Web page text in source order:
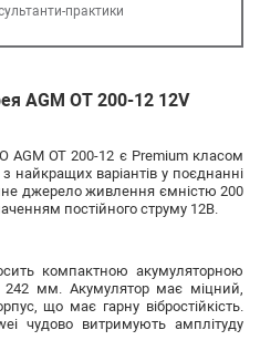
практики
AGM OT 200-12 12V
AGM OT 200-12 є Premium класом
найкращих варіантів у поєднанні
джерело живлення ємністю 200
постійного струму 12В.
компактною акумуляторною
мм. Акумулятор має міцний,
що має гарну вібростійкість.
чудово витримують амплітуду